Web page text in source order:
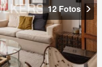
12 Fotos